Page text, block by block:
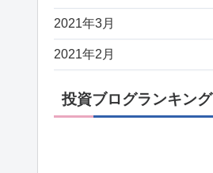
2021年3月
2021年2月
投資ブログランキング